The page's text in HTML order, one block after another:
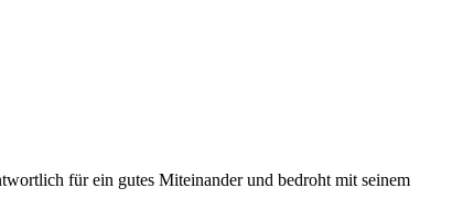
für ein gutes Miteinander und bedroht mit seinem